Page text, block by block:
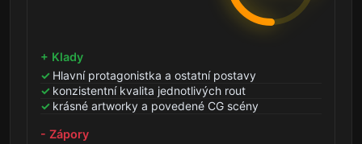
+ Klady
Hlavní protagonistka a ostatní postavy
konzistentní kvalita jednotlivých rout
krásné artworky a povedené CG scény
- Zápory